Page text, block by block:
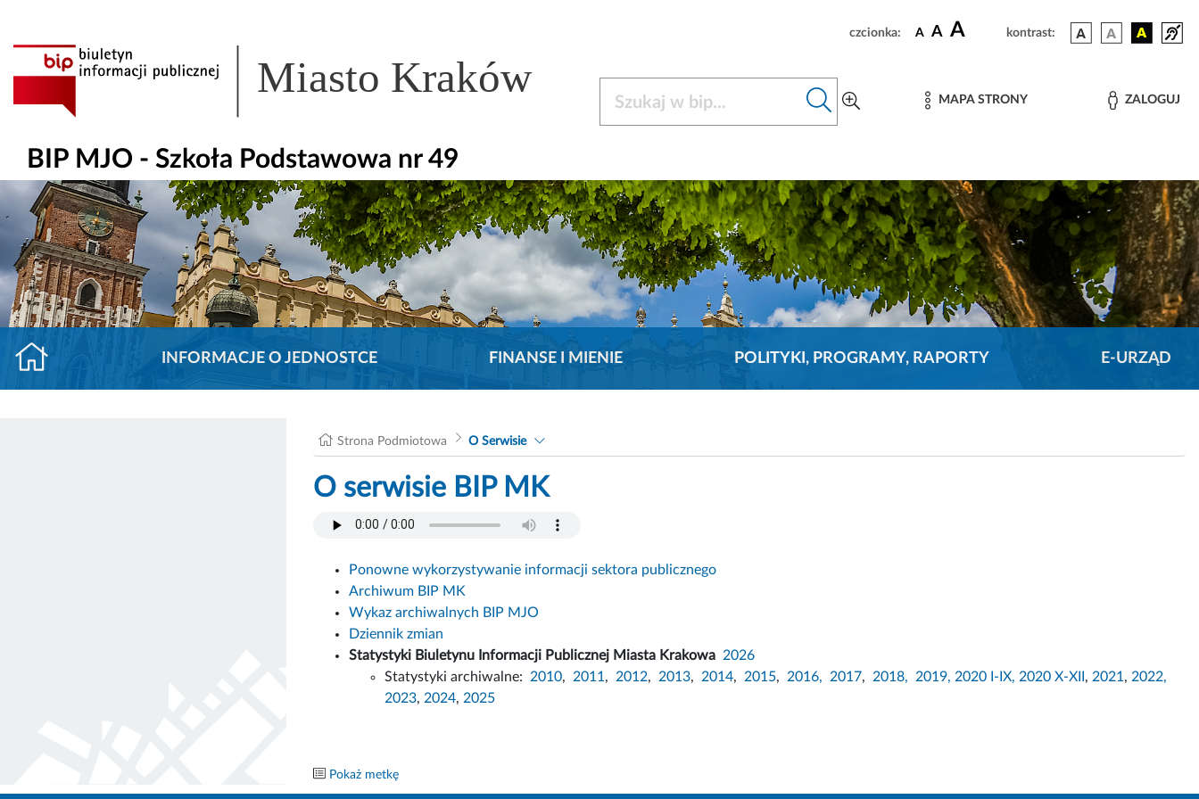
czcionka: A A A kontrast:
Miasto Kraków MAPA STRONY ZALOGUJ
BIP MJO - Szkoła Podstawowa nr 49
INFORMACJE O JEDNOSTCE FINANSE I MIENIE POLITYKI, PROGRAMY, RAPORTY E-URZĄD
Strona Podmiotowa O Serwisie
O serwisie BIP MK
Ponowne wykorzystywanie informacji sektora publicznego
Archiwum BIP MK
Wykaz archiwalnych BIP MJO
Dziennik zmian
Statystyki Biuletynu Informacji Publicznej Miasta Krakowa 2026
Statystyki archiwalne: 2010, 2011, 2012, 2013, 2014, 2015, 2016, 2017, 2018, 2019, 2020 I-IX, 2020 X-XII, 2021, 2022,
2023, 2024, 2025
Pokaż metkę